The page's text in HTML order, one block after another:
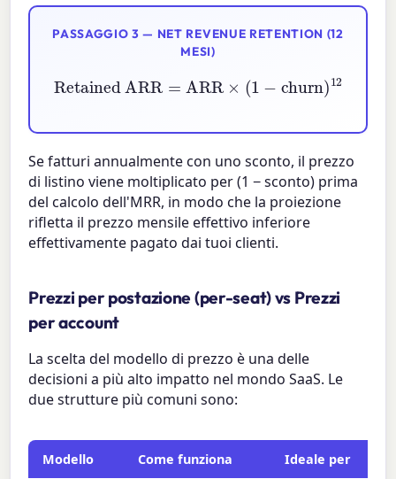
PASSAGGIO 3 — NET REVENUE RETENTION (12
MESI)
Retained ARR ARR× ( 1 −churn 12
Se fatturi annualmente con uno sconto, il prezzo
di listino viene moltiplicato per(1 − sconto) prima
del calcolo dell'MRR, in modo che la proiezione
rifletta il prezzo mensile effettivo inferiore
effettivamente pagato dai tuoi clienti.
Prezzi per postazione (per-seat) vs Prezzi
per account
La scelta del modello di prezzo è una delle
decisioni a più alto impatto nel mondo SaaS. Le
due strutture più comuni sono:
Modello Come funziona Ideale per